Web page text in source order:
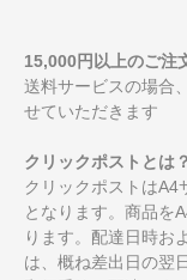
15,000円以上のご注
送料サービスの場合
せていただきます
クリックポストとは？
クリックポストはA4
となります。商品を
ります。配達日時お
は、概ね差出日の翌